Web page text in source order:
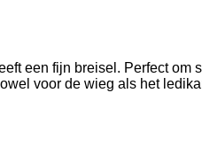
een fijn breisel. Perfect
voor de wieg als het